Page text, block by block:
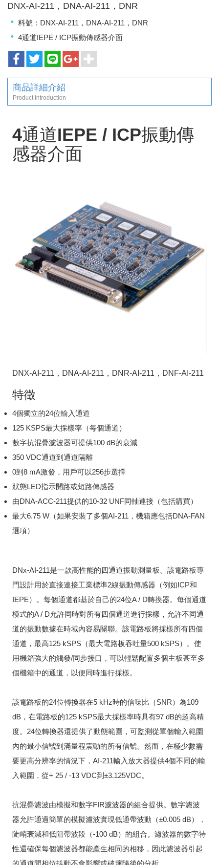
DNX-AI-211，DNA-AI-211，DNR
料號：DNX-AI-211，DNA-AI-211，DNR
4通道IEPE / ICP振動傳感器介面
商品詳細介紹
Product Introduction
4通道IEPE / ICP振動傳
感器介面
DNX-AI-211，DNA-AI-211，DNR-AI-211，DNF-AI-211
特徵
4個獨立的24位輸入通道
125 KSPS最大採樣率（每個通道）
數字抗混疊濾波器可提供100 dB的衰減
350 VDC通道到通道隔離
0到8 mA激發，用戶可以256步選擇
狀態LED指示開路或短路傳感器
由DNA-ACC-211提供的10-32 UNF同軸連接（包括購買）
最大6.75 W（如果安裝了多個AI-211，機箱應包括DNA-FAN
選項）
DNx-AI-211是一款高性能的四通道振動測量板。 該電路板專
門設計用於直接連接工業標準2線振動傳感器（例如ICP和
IEPE）。 每個通道都基於自己的24位A / D轉換器。 每個通道
模式的A / D允許同時對所有四個通道進行採樣，允許不同通
道的振動數據在時域內容易關聯。 該電路板將採樣所有四個
通道，最高125 kSPS（最大電路板吞吐量500 kSPS）。 使
用機箱強大的觸發/同步接口，可以輕鬆配置多個主板甚至多
個機箱中的通道，以便同時進行採樣。
該電路板的24位轉換器在5 kHz時的信噪比（SNR）為109
dB，在電路板的125 kSPS最大採樣率時具有97 dB的超高精
度。 24位轉換器還提供了動態範圍，可監測從單個輸入範圍
內的最小信號到滿量程震動的所有信號。 然而，在極少數需
要更高分辨率的情況下，AI-211輸入放大器提供4個不同的輸
入範圍，從+ 25 / -13 VDC到±3.125VDC。
抗混疊濾波由模擬和數字FIR濾波器的組合提供。 數字濾波
器允許通過簡單的模擬濾波實現低通帶波動（±0.005 dB），
陡峭衰減和低阻帶波段（-100 dB）的組合。 濾波器的數字特
性還確保每個濾波器都能產生相同的相移，因此濾波器引起
的通道間相位抖動不會影響或破壞隨後的分析。